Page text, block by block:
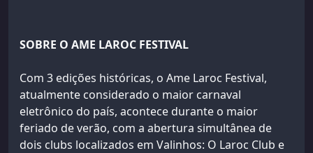
SOBRE O AME LAROC FESTIVAL
Com 3 edições históricas, o Ame Laroc Festival,
atualmente considerado o maior carnaval
eletrônico do país, acontece durante o maior
feriado de verão, com a abertura simultânea de
dois clubs localizados em Valinhos: O Laroc Club e